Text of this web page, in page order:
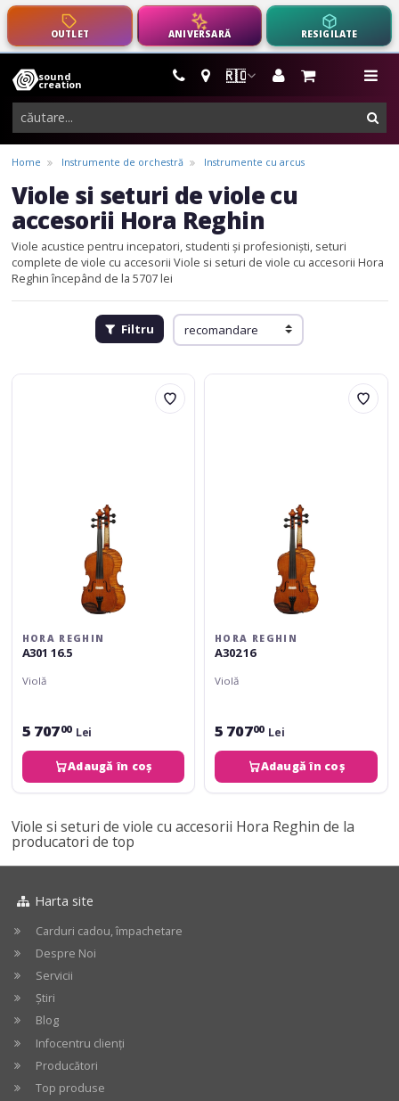
OUTLET ANIVERSARĂ RESIGILATE
🇷🇴
sound
creation
instrumente
muzicale,
echipamente
pro-
audio
Home Instrumente de orchestră Instrumente cu arcus
Viole si seturi de viole cu
accesorii Hora Reghin
Viole acustice pentru incepatori, studenti și profesioniști, seturi
complete de viole cu accesorii Viole si seturi de viole cu accesorii Hora
Reghin începând de la 5707 lei
Filtru
Hora
HORA REGHIN
A301 16.5
Violă
5 70700 Lei
Adaugă în coș
Hora
HORA REGHIN
A302 16
Violă
5 70700 Lei
Adaugă în coș
Viole si seturi de viole cu accesorii Hora Reghin de la
producatori de top
Harta site
Carduri cadou, împachetare
Despre Noi
Servicii
Știri
Blog
Infocentru clienți
Producători
Top produse